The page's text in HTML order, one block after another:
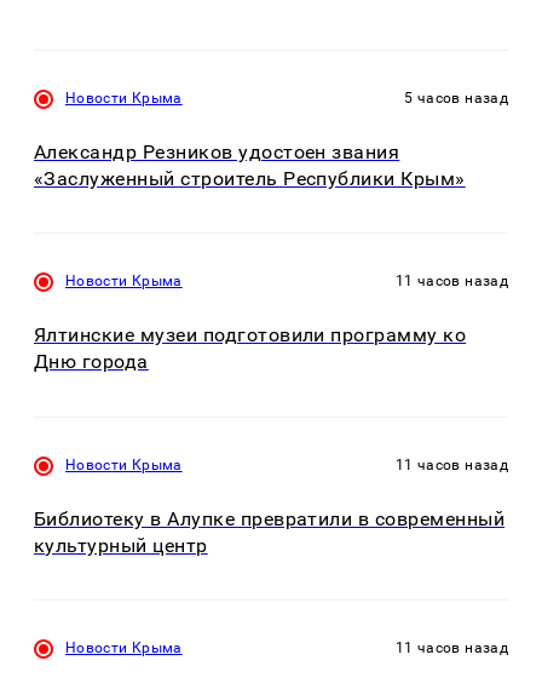
Новости Крыма 5 часов назад
Александр Резников удостоен звания
«Заслуженный строитель Республики Крым»
Новости Крыма 11 часов назад
Ялтинские музеи подготовили программу ко
Дню города
Новости Крыма 11 часов назад
Библиотеку в Алупке превратили в современный
культурный центр
Новости Крыма 11 часов назад